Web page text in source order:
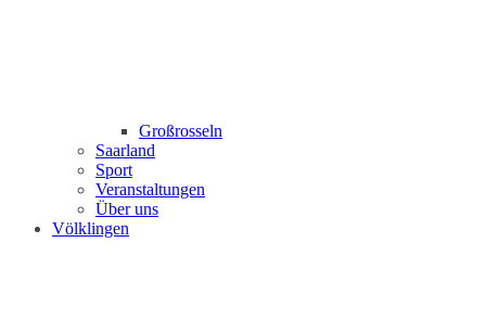
Großrosseln
Saarland
Sport
Veranstaltungen
Über uns
Völklingen